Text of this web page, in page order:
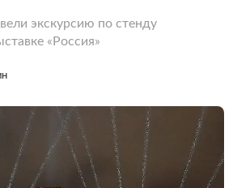
экскурсию по стенду
«Россия»